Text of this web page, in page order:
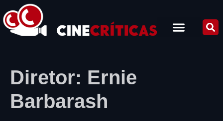
Diretor: Ernie
Barbarash